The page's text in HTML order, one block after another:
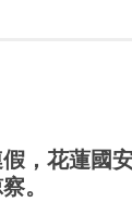
，花蓮國
。